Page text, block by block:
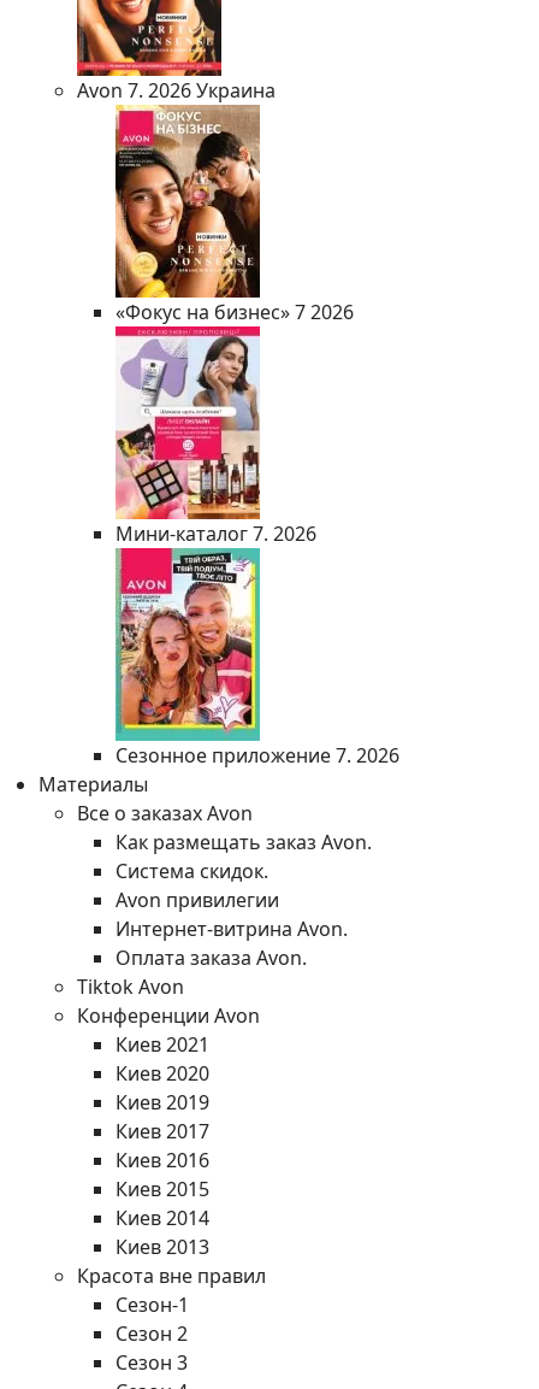
Avon 7. 2026 Украина
«Фокус на бизнес» 7 2026
Мини-каталог 7. 2026
Сезонное приложение 7. 2026
Материалы
Все о заказах Avon
Как размещать заказ Avon.
Система скидок.
Avon привилегии
Интернет-витрина Avon.
Оплата заказа Avon.
Tiktok Avon
Конференции Avon
Киев 2021
Киев 2020
Киев 2019
Киев 2017
Киев 2016
Киев 2015
Киев 2014
Киев 2013
Красота вне правил
Сезон-1
Сезон 2
Сезон 3